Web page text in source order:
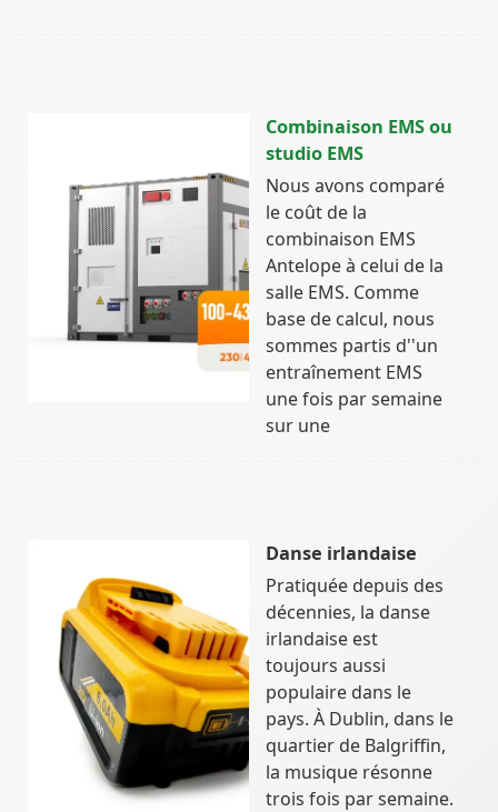
Combinaison EMS ou
studio EMS
Nous avons comparé
le coût de la
combinaison EMS
Antelope à celui de la
salle EMS. Comme
base de calcul, nous
sommes partis d''un
entraînement EMS
une fois par semaine
sur une
Danse irlandaise
Pratiquée depuis des
décennies, la danse
irlandaise est
toujours aussi
populaire dans le
pays. À Dublin, dans le
quartier de Balgriffin,
la musique résonne
trois fois par semaine.